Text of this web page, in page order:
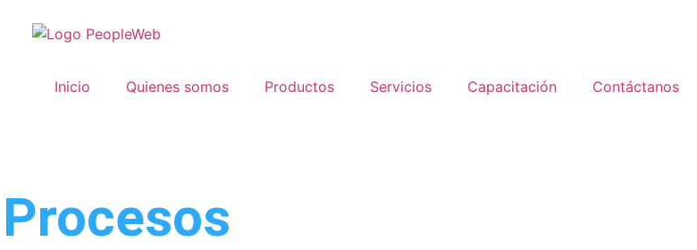
Inicio Quienes somos Productos Servicios Capacitación Contáctanos
Procesos